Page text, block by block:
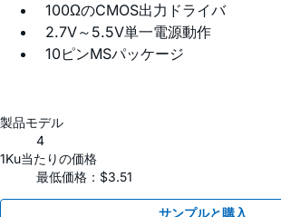
100ΩのCMOS出力ドライバ
2.7V～5.5V単一電源動作
10ピンMSパッケージ
製品モデル
4
1Ku当たりの価格
最低価格：$3.51
サンプルと購入